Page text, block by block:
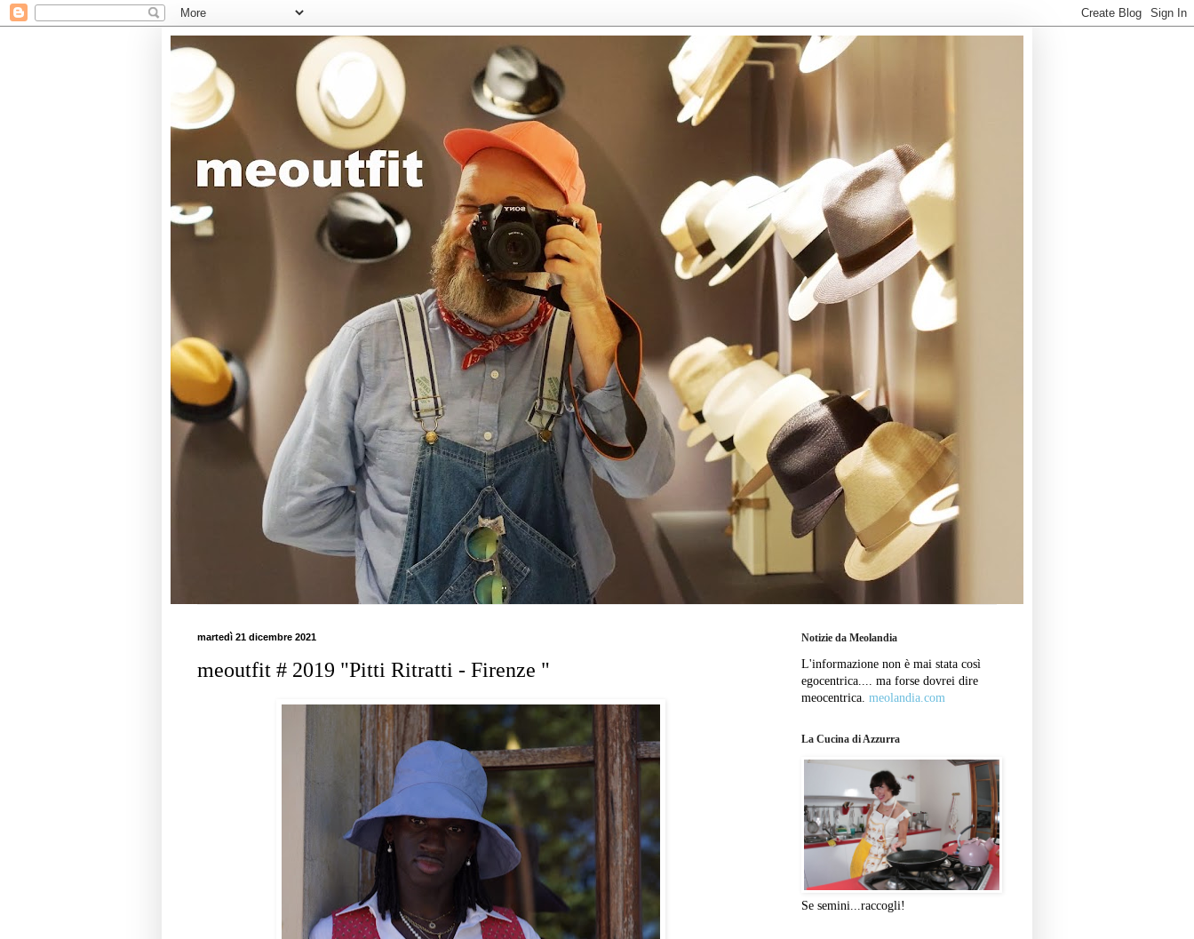
martedì 21 dicembre 2021
meoutfit # 2019 "Pitti Ritratti - Firenze "
Notizie da Meolandia
L'informazione non è mai stata così
egocentrica.... ma forse dovrei dire
meocentrica. meolandia.com
La Cucina di Azzurra
Se semini...raccogli!